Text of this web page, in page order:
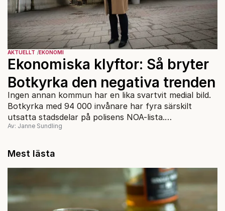
AKTUELLT EKONOMI
Ekonomiska klyftor: Så bryter
Botkyrka den negativa trenden
Ingen annan kommun har en lika svartvit medial bild.
Botkyrka med 94 000 invånare har fyra särskilt
utsatta stadsdelar på polisens NOA-lista.
Segregationen är ett jätteproblem, det förnekar
Av: Janne Sundling
Mest lästa